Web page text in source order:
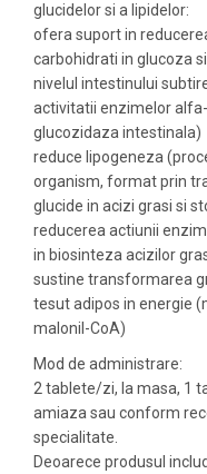
glucidelor si a lipidelor:
ofera suport in
carbohidrati in glucoza
nivelul intestinului
activitatii enzimelor
glucozidaza intestinala)
reduce lipogeneza
organism, format prin
glucide in acizi grasi si
reducerea actiunii
in biosinteza acizilor
sustine transformarea
tesut adipos in energie
malonil-CoA)
Mod de administrare:
2 tablete/zi, la masa, 1
amiaza sau conform
specialitate.
Deoarece produsul